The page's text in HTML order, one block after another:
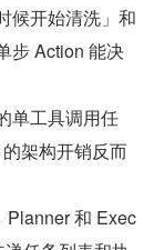
候开始清洗」和
步 Action 能决
单工具调用任
架构开销反而
Planner 和 Exec